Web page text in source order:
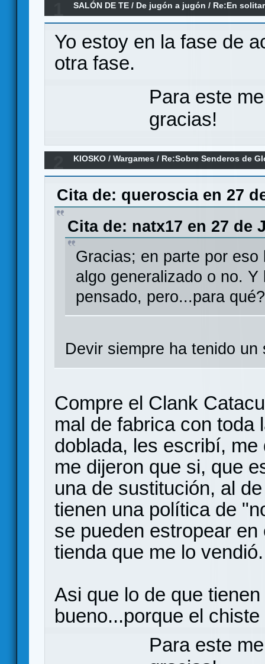
SALÓN DE TE / De jugón a jugón / Re:En
Yo estoy en la fase de
otra fase.
Para este
gracias!
KIOSKO /Wargames / Re:Sobre Senderos de
Cita de: queroscia en 27
Cita de: natx17 en 27 de
Gracias; en parte por
algo generalizado o no.
pensado, pero...para qué?
Devir siempre ha tenido
Compre el Clank
mal de fabrica con toda
doblada, les escribí,
me dijeron que si, que
una de sustitución, al
tienen una política de
se pueden estropear
tienda que me lo vendió.
Asi que lo de que
bueno...porque el
Para este